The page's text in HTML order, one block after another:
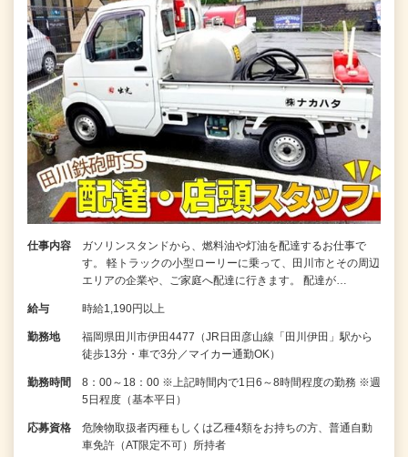
仕事内容
ガソリンスタンドから、燃料油や灯油を配達するお仕事で
す。 軽トラックの小型ローリーに乗って、田川市とその周辺
エリアの企業や、ご家庭へ配達に行きます。 配達が…
給与 時給1,190円以上
勤務地
福岡県田川市伊田4477（JR日田彦山線「田川伊田」駅から
徒歩13分・車で3分／マイカー通勤OK）
勤務時間
8：00～18：00 ※上記時間内で1日6～8時間程度の勤務 ※週
5日程度（基本平日）
応募資格
危険物取扱者丙種もしくは乙種4類をお持ちの方、普通自動
車免許（AT限定不可）所持者